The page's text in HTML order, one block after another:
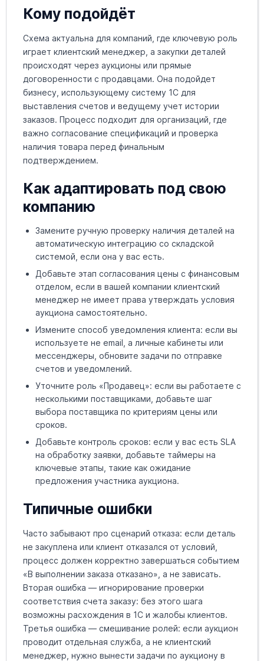
Кому подойдёт
Схема актуальна для компаний, где ключевую роль
играет клиентский менеджер, а закупки деталей
происходят через аукционы или прямые
договоренности с продавцами. Она подойдет
бизнесу, использующему систему 1С для
выставления счетов и ведущему учет истории
заказов. Процесс подходит для организаций, где
важно согласование спецификаций и проверка
наличия товара перед финальным
подтверждением.
Как адаптировать под свою
компанию
Замените ручную проверку наличия деталей на
автоматическую интеграцию со складской
системой, если она у вас есть.
Добавьте этап согласования цены с финансовым
отделом, если в вашей компании клиентский
менеджер не имеет права утверждать условия
аукциона самостоятельно.
Измените способ уведомления клиента: если вы
используете не email, а личные кабинеты или
мессенджеры, обновите задачи по отправке
счетов и уведомлений.
Уточните роль «Продавец»: если вы работаете с
несколькими поставщиками, добавьте шаг
выбора поставщика по критериям цены или
сроков.
Добавьте контроль сроков: если у вас есть SLA
на обработку заявки, добавьте таймеры на
ключевые этапы, такие как ожидание
предложения участника аукциона.
Типичные ошибки
Часто забывают про сценарий отказа: если деталь
не закуплена или клиент отказался от условий,
процесс должен корректно завершаться событием
«В выполнении заказа отказано», а не зависать.
Вторая ошибка — игнорирование проверки
соответствия счета заказу: без этого шага
возможны расхождения в 1С и жалобы клиентов.
Третья ошибка — смешивание ролей: если аукцион
проводит отдельная служба, а не клиентский
менеджер, нужно вынести задачи по аукциону в